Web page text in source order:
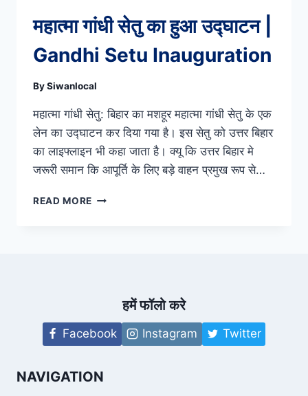
महात्मा गांधी सेतु का हुआ उद्घाटन |
Gandhi Setu Inauguration
BySiwanlocal
महात्मा गांधी सेतु: बिहार का मशहूर महात्मा गांधी सेतु के एक
लेन का उद्घाटन कर दिया गया है। इस सेतु को उत्तर बिहार
का लाइफ्लाइन भी कहा जाता है। क्यू कि उत्तर बिहार मे
जरूरी समान कि आपूर्ति के लिए बड़े वाहन प्रमुख रूप से…
READ MORE महात्मा
GANDHI
INAUGURATION
हमें फॉलो करे
Facebook Instagram Twitter
NAVIGATION